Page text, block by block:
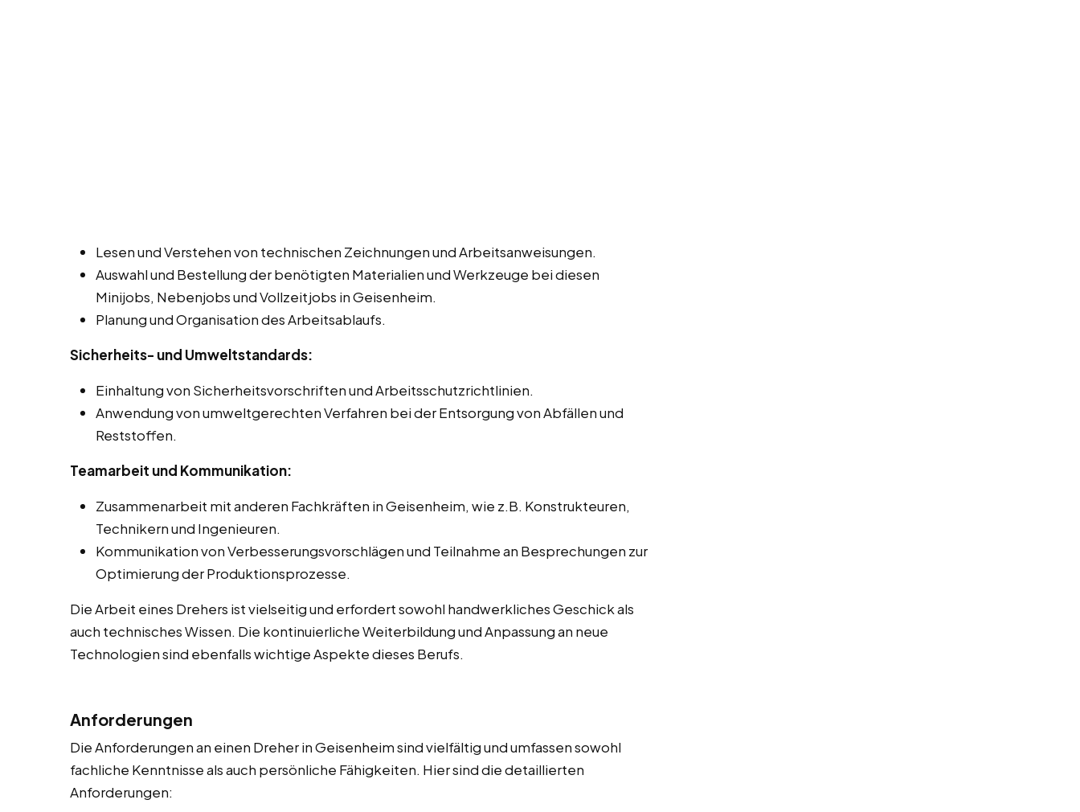
Lesen und Verstehen von technischen Zeichnungen und Arbeitsanweisungen.
Auswahl und Bestellung der benötigten Materialien und Werkzeuge bei diesen
Minijobs, Nebenjobs und Vollzeitjobs in Geisenheim.
Planung und Organisation des Arbeitsablaufs.
Sicherheits- und Umweltstandards:
Einhaltung von Sicherheitsvorschriften und Arbeitsschutzrichtlinien.
Anwendung von umweltgerechten Verfahren bei der Entsorgung von Abfällen und
Reststoffen.
Teamarbeit und Kommunikation:
Zusammenarbeit mit anderen Fachkräften in Geisenheim, wie z.B. Konstrukteuren,
Technikern und Ingenieuren.
Kommunikation von Verbesserungsvorschlägen und Teilnahme an Besprechungen zur
Optimierung der Produktionsprozesse.
Die Arbeit eines Drehers ist vielseitig und erfordert sowohl handwerkliches Geschick als
auch technisches Wissen. Die kontinuierliche Weiterbildung und Anpassung an neue
Technologien sind ebenfalls wichtige Aspekte dieses Berufs.
Anforderungen
Die Anforderungen an einen Dreher in Geisenheim sind vielfältig und umfassen sowohl
fachliche Kenntnisse als auch persönliche Fähigkeiten. Hier sind die detaillierten
Anforderungen: